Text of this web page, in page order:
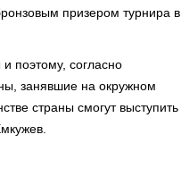
призером турнира в
поэтому, согласно
занявшие на окружном
страны смогут выступить